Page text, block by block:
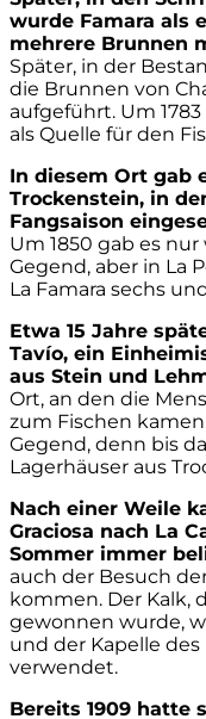
wurde Famara als
mehrere Brunnen
Später, in der
die Brunnen von
aufgeführt. Um
als Quelle für den
In diesem Ort gab
Trockenstein, in
Fangsaison
Um 1850 gab es
Gegend, aber in La
La Famara sechs
Etwa 15 Jahre
Tavío, ein
aus Stein und
Ort, an den die
zum Fischen
Gegend, denn bis
Lagerhäuser aus
Nach einer Weile
Graciosa nach La
Sommer immer
auch der Besuch
kommen. Der Kalk,
gewonnen wurde,
und der Kapelle
verwendet.
Bereits 1909 hatte